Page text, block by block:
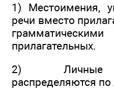
1) Местоимения,
речи вместо
прилагательных.
2) Личные
распределяются